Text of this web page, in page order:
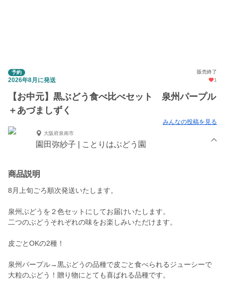
予約 販売終了
2026年8月に発送 1
【お中元】黒ぶどう食べ比べセット 泉州パープル
＋あづましずく
みんなの投稿を見る
大阪府泉南市
園田弥紗子 | ことりはぶどう園
商品説明
8月上旬ごろ順次発送いたします。
泉州ぶどうを２色セットにしてお届けいたします。
二つのぶどうそれぞれの味をお楽しみいただけます。
皮ごとOKの2種！
泉州パープル→黒ぶどうの品種で皮ごと食べられるジューシーで
大粒のぶどう！贈り物にとても喜ばれる品種です。